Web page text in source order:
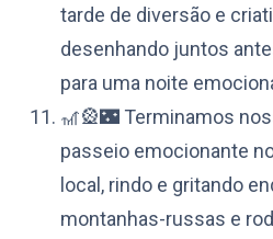
tarde de diversão e
desenhando juntos
para uma noite
🎢🎡🌃 Terminamos
passeio emocionante
local, rindo e gritando
montanhas-russas e